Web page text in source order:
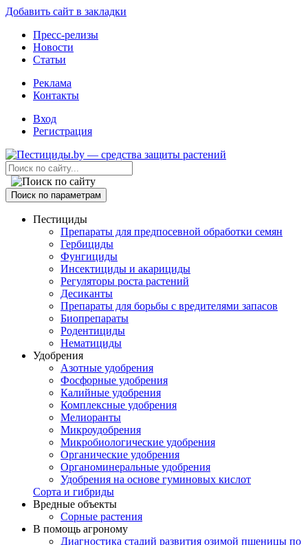
Добавить сайт в закладки
Пресс-релизы
Новости
Статьи
Реклама
Контакты
Вход
Регистрация
Поиск по параметрам
Пестициды
Препараты для предпосевной обработки семян
Гербициды
Фунгициды
Инсектициды и акарициды
Регуляторы роста растений
Десиканты
Препараты для борьбы с вредителями запасов
Биопрепараты
Родентициды
Нематициды
Удобрения
Азотные удобрения
Фосфорные удобрения
Калийные удобрения
Комплексные удобрения
Мелиоранты
Микроудобрения
Микробиологические удобрения
Органические удобрения
Органоминеральные удобрения
Удобрения на основе гуминовых кислот
Сорта и гибриды
Вредные объекты
Сорные растения
В помощь агроному
Диагностика стадий развития озимой пшеницы по